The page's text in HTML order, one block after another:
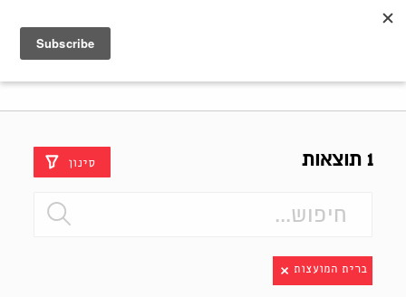
1 תוצאות סינון
ברית המועצות